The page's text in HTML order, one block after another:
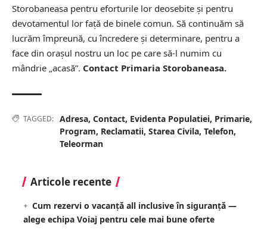
Storobaneasa pentru eforturile lor deosebite și pentru
devotamentul lor față de binele comun. Să continuăm să
lucrăm împreună, cu încredere și determinare, pentru a
face din orașul nostru un loc pe care să-l numim cu
mândrie „acasă”. Contact Primaria Storobaneasa.
TAGGED: Adresa, Contact, Evidenta Populatiei, Primarie,
Program, Reclamatii, Starea Civila, Telefon,
Teleorman
Articole recente
Cum rezervi o vacanță all inclusive în siguranță —
alege echipa Voiaj pentru cele mai bune oferte